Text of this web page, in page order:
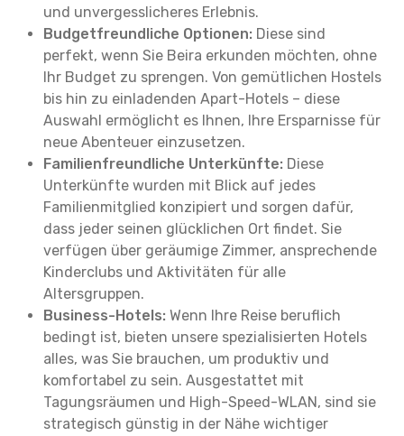
und unvergesslicheres Erlebnis.
Budgetfreundliche Optionen: Diese sind
perfekt, wenn Sie Beira erkunden möchten, ohne
Ihr Budget zu sprengen. Von gemütlichen Hostels
bis hin zu einladenden Apart-Hotels – diese
Auswahl ermöglicht es Ihnen, Ihre Ersparnisse für
neue Abenteuer einzusetzen.
Familienfreundliche Unterkünfte: Diese
Unterkünfte wurden mit Blick auf jedes
Familienmitglied konzipiert und sorgen dafür,
dass jeder seinen glücklichen Ort findet. Sie
verfügen über geräumige Zimmer, ansprechende
Kinderclubs und Aktivitäten für alle
Altersgruppen.
Business-Hotels: Wenn Ihre Reise beruflich
bedingt ist, bieten unsere spezialisierten Hotels
alles, was Sie brauchen, um produktiv und
komfortabel zu sein. Ausgestattet mit
Tagungsräumen und High-Speed-WLAN, sind sie
strategisch günstig in der Nähe wichtiger